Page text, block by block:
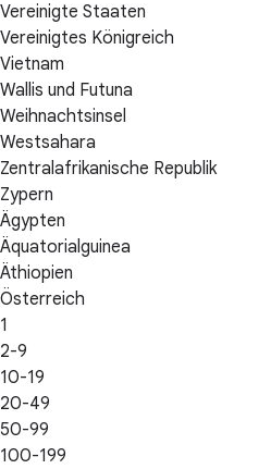
Vereinigte Staaten
Vereinigtes Königreich
Vietnam
Wallis und Futuna
Weihnachtsinsel
Westsahara
Zentralafrikanische Republik
Zypern
Ägypten
Äquatorialguinea
Äthiopien
Österreich
1
2-9
10-19
20-49
50-99
100-199